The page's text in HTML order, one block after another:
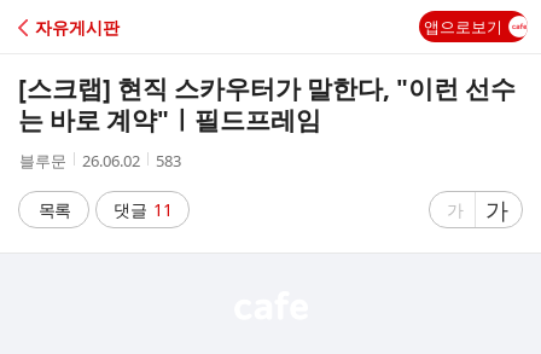
C
A
자유게시판 앱으로보기
[스크랩] 현직 스카우터가 말한다, "이런 선수
는 바로 계약"ㅣ필드프레임
작
자
블루문
작
시
간
26.06.02
조
수
583
목록 댓글 11
글
가
글
자
가